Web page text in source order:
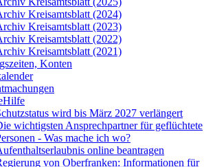
Kreisamtsblatt (2024)
Kreisamtsblatt (2023)
Kreisamtsblatt (2022)
Kreisamtsblatt (2021)
Konten
wird bis März 2027 verlängert
wichtigsten Ansprechpartner für geflüchtete
- Was mache ich wo?
online beantragen
von Oberfranken: Informationen für